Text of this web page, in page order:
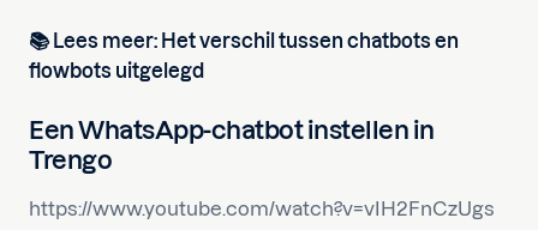
📚 Lees meer: Het verschil tussen chatbots en
flowbots uitgelegd
Een WhatsApp-chatbot instellen in
Trengo
https://www.youtube.com/watch?v=vIH2FnCzUgs